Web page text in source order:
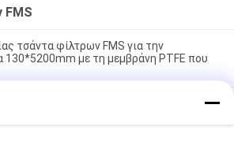
FMS
τσάντα φίλτρων FMS για την
130*5200mm με τη μεμβράνη PTFE που
τσαντών φίλτρων αέρα FMS Hepa
* 5200mm